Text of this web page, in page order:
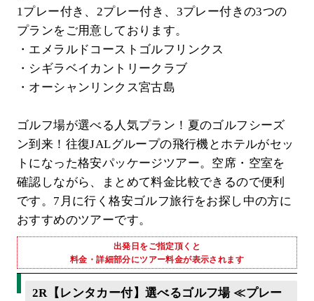
1プレー付き、2プレー付き、3プレー付きの3つの
プランをご用意しております。
・エメラルドコーストゴルフリンクス
・シギラベイカントリークラブ
・オーシャンリンクス宮古島
ゴルフ場が選べる人気プラン！夏のゴルフシーズ
ン到来！往復JALグループの飛行機とホテルがセッ
トになった格安パッケージツアー。空席・空室を
確認しながら、まとめて料金比較できるので便利
です。7月に行く格安ゴルフ旅行をお探し中の方に
おすすめのツアーです。
出発日をご指定頂くと
料金・詳細部分にツアー料金が表示されます
2R【レンタカー付】選べるゴルフ場 ≪プレー